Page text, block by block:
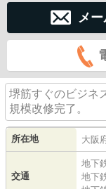
メ
堺筋すぐのビジネ
規模改修完了。
所在地 大阪
交通
地下
地下